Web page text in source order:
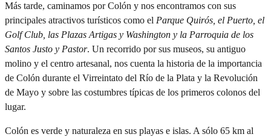
Más tarde, caminamos por Colón y nos encontramos con sus
principales atractivos turísticos como el Parque Quirós, el Puerto, el
Golf Club, las Plazas Artigas y Washington y la Parroquia de los
Santos Justo y Pastor. Un recorrido por sus museos, su antiguo
molino y el centro artesanal, nos cuenta la historia de la importancia
de Colón durante el Virreintato del Río de la Plata y la Revolución
de Mayo y sobre las costumbres típicas de los primeros colonos del
lugar.
Colón es verde y naturaleza en sus playas e islas. A sólo 65 km al